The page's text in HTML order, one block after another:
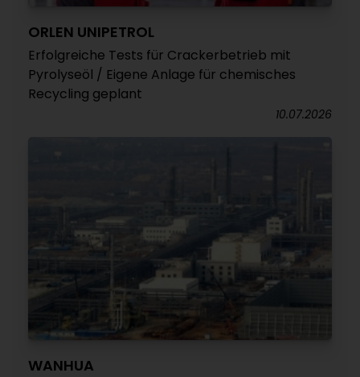
ORLEN UNIPETROL
Erfolgreiche Tests für Crackerbetrieb mit
Pyrolyseöl / Eigene Anlage für chemisches
Recycling geplant
10.07.2026
WANHUA